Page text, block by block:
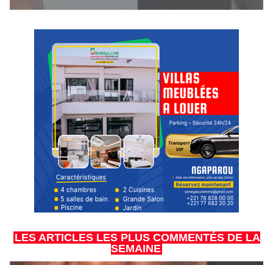
LES ARTICLES LES PLUS COMMENTÉS DE LA
SEMAINE